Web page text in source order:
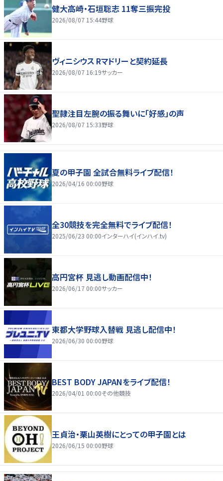
健大高崎・石垣聡志 11奪三振完投
2026/08/07 15:44野球
ヴィニシウス Rマドリーと契約延長
2026/08/07 16:19サッカー
聖隷注目左腕の振る舞いに「好感」の声
2026/08/07 15:33野球
夏の甲子園 全試合無料ライブ配信！
2026/04/16 00:00野球
全30競技を完全無料でライブ配信！
2025/06/23 00:00インターハイ(インハイ.tv)
高円宮杯 見逃し動画配信中！
2026/06/17 00:00サッカー
東都大学野球入替戦 見逃し配信中！
2026/06/30 00:00野球
BEST BODY JAPANをライブ配信！
2026/04/01 00:00その他競技
王貞治・栗山英樹にとっての甲子園とは
2026/06/15 00:00野球